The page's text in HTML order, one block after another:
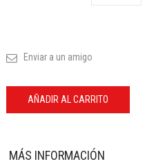
Enviar a un amigo
AÑADIR AL CARRITO
MÁS INFORMACIÓN